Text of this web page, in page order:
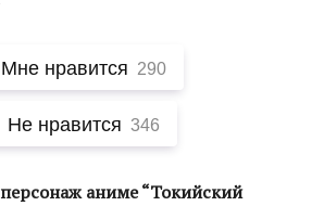
Мне нравится 290
Не нравится 346
персонаж аниме “Токийский